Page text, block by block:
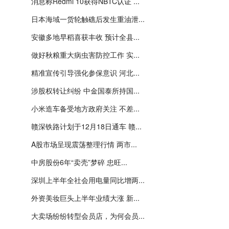
日本海域一货轮触礁后发生重油泄...
安徽多地早稻喜获丰收 预计全县...
做好秋粮重大病虫害防控工作 实...
精准宣传引导强化参保意识 河北...
涉股权转让纠纷 中金国泰所持国...
小米造车备受地方政府关注 不差...
赣深铁路计划于12月18日通车 赣...
A股市场呈现震荡整理行情 两市...
中房股份6年“卖壳”梦碎 忠旺...
深圳上半年全社会用电量同比增两...
外资美妆巨头上半年业绩大涨 新...
大卖场纷纷转型会员店，为何会员...